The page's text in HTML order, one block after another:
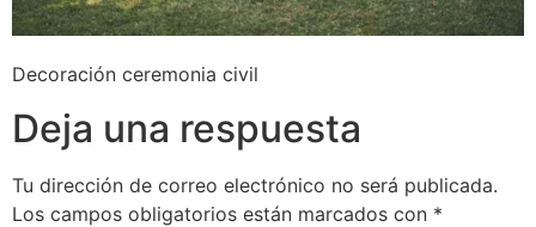
Decoración ceremonia civil
Deja una respuesta
Tu dirección de correo electrónico no será publicada.
Los campos obligatorios están marcados con *